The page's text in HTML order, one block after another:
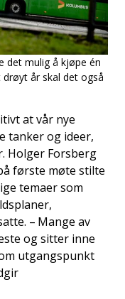
det mulig å kjøpe én
år skal det også
at vår nye
tanker og ideer,
Holger Forsberg
første møte stilte
temaer som
– Mange av
og sitter inne
utgangspunkt